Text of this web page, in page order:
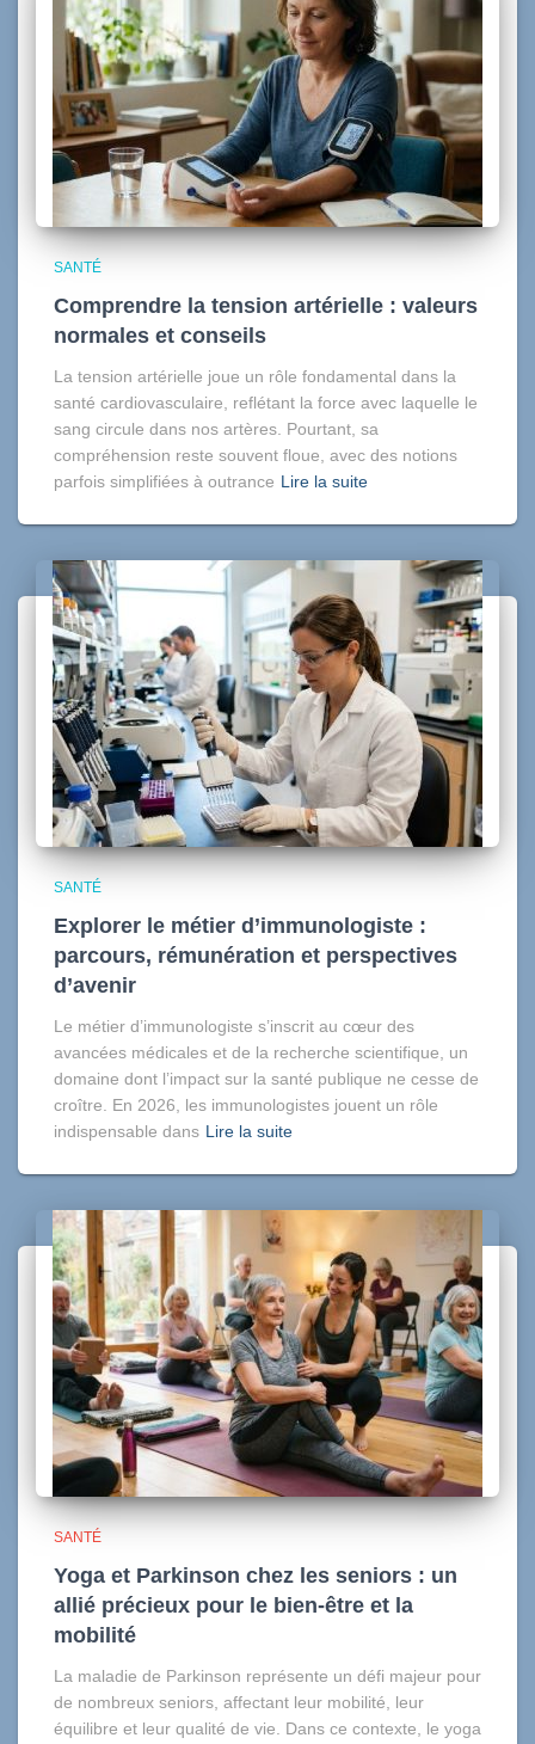
SANTÉ
Comprendre la tension artérielle : valeurs
normales et conseils
La tension artérielle joue un rôle fondamental dans la
santé cardiovasculaire, reflétant la force avec laquelle le
sang circule dans nos artères. Pourtant, sa
compréhension reste souvent floue, avec des notions
parfois simplifiées à outrance Lire la suite
SANTÉ
Explorer le métier d’immunologiste :
parcours, rémunération et perspectives
d’avenir
Le métier d’immunologiste s’inscrit au cœur des
avancées médicales et de la recherche scientifique, un
domaine dont l’impact sur la santé publique ne cesse de
croître. En 2026, les immunologistes jouent un rôle
indispensable dans Lire la suite
SANTÉ
Yoga et Parkinson chez les seniors : un
allié précieux pour le bien-être et la
mobilité
La maladie de Parkinson représente un défi majeur pour
de nombreux seniors, affectant leur mobilité, leur
équilibre et leur qualité de vie. Dans ce contexte, le yoga